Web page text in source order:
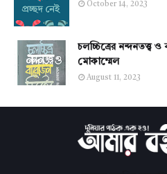
October 14, 2023
চলচ্চিত্রের নন্দনতত্ত্ব
মোকাম্মেল
August 11, 2023